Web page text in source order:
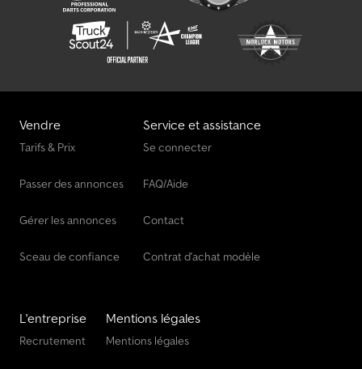
Vendre
Tarifs & Prix
Passer des annonces
Gérer les annonces
Sceau de confiance
Service et assistance
Se connecter
FAQ/Aide
Contact
Contrat d'achat modèle
L'entreprise
Recrutement
Mentions légales
Mentions légales